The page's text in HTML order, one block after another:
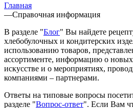
Главная
—Справочная информация
В разделе "Блог" Вы найдете
хлебобулочных и кондитерских
использованию товаров,
ассортименте, информацию о
искусстве и о мероприятиях,
компаниями – партнерами.
Ответы на типовые вопросы
разделе "Вопрос-ответ". Если Вам